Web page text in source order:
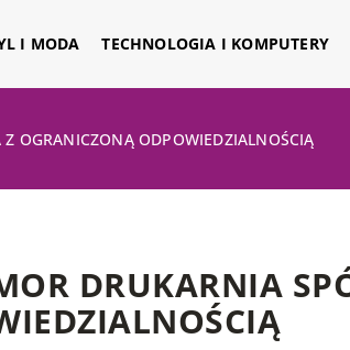
I MODA TECHNOLOGIA I KOMPUTERY
OGRANICZONĄ ODPOWIEDZIALNOŚCIĄ
DRUKARNIA